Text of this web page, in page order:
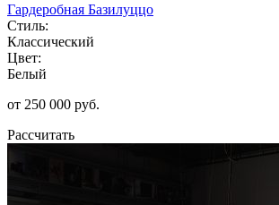
Гардеробная Базилуццо
Стиль:
Классический
Цвет:
Белый
от 250 000 руб.
Рассчитать